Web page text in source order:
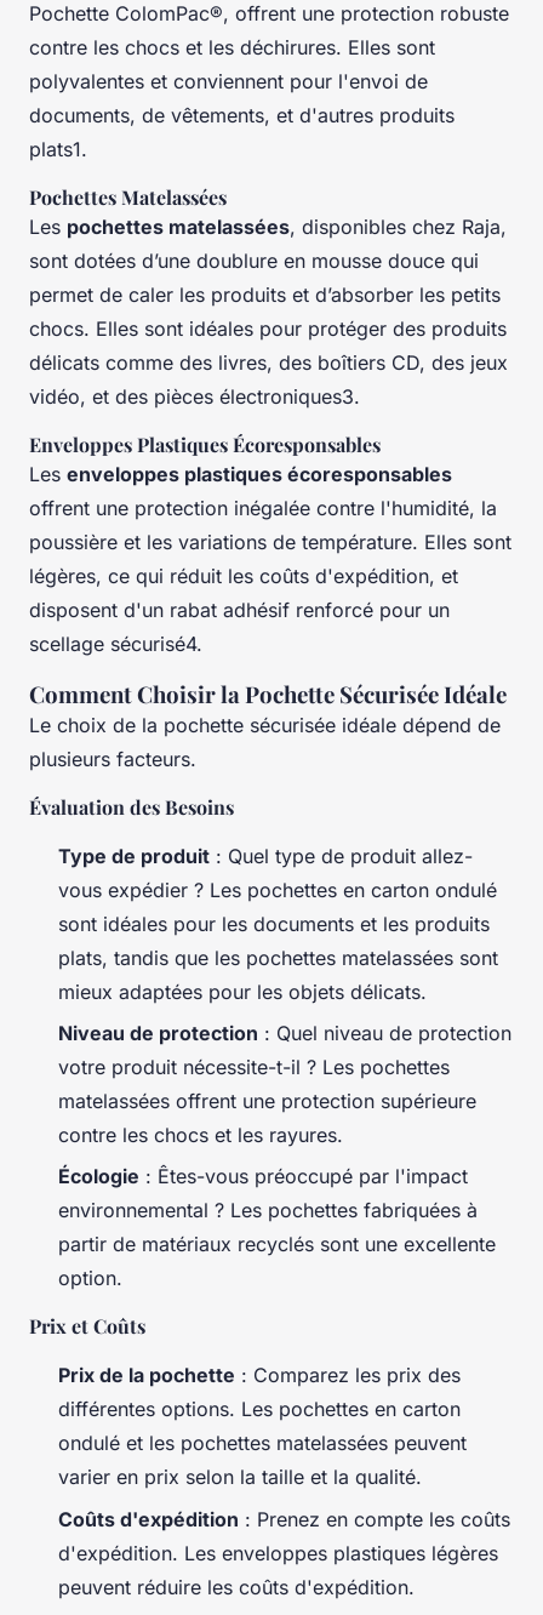
Pochette ColomPac®, offrent une protection robuste
contre les chocs et les déchirures. Elles sont
polyvalentes et conviennent pour l'envoi de
documents, de vêtements, et d'autres produits
plats1.
Pochettes Matelassées
Les pochettes matelassées, disponibles chez Raja,
sont dotées d’une doublure en mousse douce qui
permet de caler les produits et d’absorber les petits
chocs. Elles sont idéales pour protéger des produits
délicats comme des livres, des boîtiers CD, des jeux
vidéo, et des pièces électroniques3.
Enveloppes Plastiques Écoresponsables
Les enveloppes plastiques écoresponsables
offrent une protection inégalée contre l'humidité, la
poussière et les variations de température. Elles sont
légères, ce qui réduit les coûts d'expédition, et
disposent d'un rabat adhésif renforcé pour un
scellage sécurisé4.
Comment Choisir la Pochette Sécurisée Idéale
Le choix de la pochette sécurisée idéale dépend de
plusieurs facteurs.
Évaluation des Besoins
Type de produit : Quel type de produit allez-
vous expédier ? Les pochettes en carton ondulé
sont idéales pour les documents et les produits
plats, tandis que les pochettes matelassées sont
mieux adaptées pour les objets délicats.
Niveau de protection : Quel niveau de protection
votre produit nécessite-t-il ? Les pochettes
matelassées offrent une protection supérieure
contre les chocs et les rayures.
Écologie : Êtes-vous préoccupé par l'impact
environnemental ? Les pochettes fabriquées à
partir de matériaux recyclés sont une excellente
option.
Prix et Coûts
Prix de la pochette : Comparez les prix des
différentes options. Les pochettes en carton
ondulé et les pochettes matelassées peuvent
varier en prix selon la taille et la qualité.
Coûts d'expédition : Prenez en compte les coûts
d'expédition. Les enveloppes plastiques légères
peuvent réduire les coûts d'expédition.